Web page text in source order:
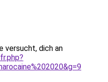
versucht, dich an